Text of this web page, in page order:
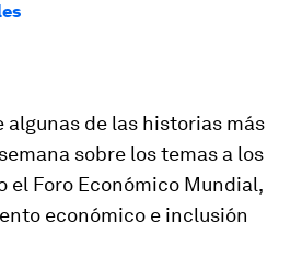
algunas de las historias más
sobre los temas a los
el Foro Económico Mundial,
económico e inclusión